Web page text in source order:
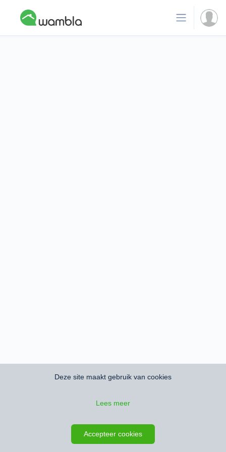
Deze site maakt gebruik van cookies
Lees meer
Accepteer cookies